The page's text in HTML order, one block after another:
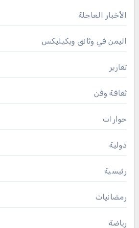
الأخبار العاجلة
اليمن في وثائق ويكيليكس
تقارير
ثقافة وفن
حوارات
دولية
رئيسية
رمضانيات
رياضة